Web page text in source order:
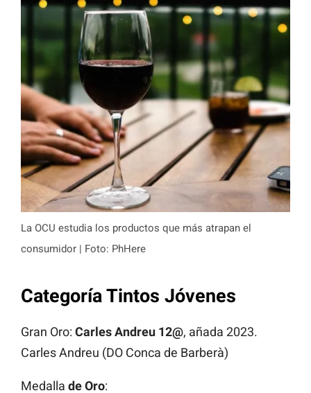
La OCU estudia los productos que más atrapan el
consumidor | Foto: PhHere
Categoría Tintos Jóvenes
Gran Oro: Carles Andreu 12@, añada 2023.
Carles Andreu (DO Conca de Barberà)
Medalla de Oro: